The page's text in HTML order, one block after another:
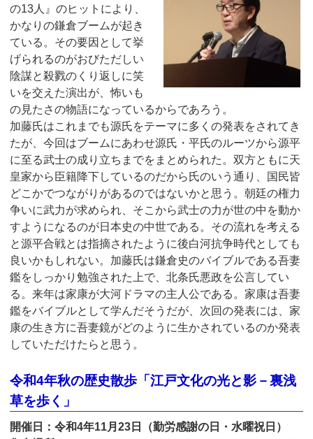
の13人』のヒットにより、
かなりの鎌倉ブームが起き
ている。その要因として挙
げられるのがおびただしい
陰謀と殺戮のくり返しに笑
いを交えた演出が、怖いも
の見たさの物語になっているからであろう。
加藤氏はこれまでも源氏をテーマに多くの発表をされてき
たが、今回はブームにあわせ源氏・平氏のルーツから源平
に至る武士の成り立ちまでをまとめられた。双方ともに天
皇家から臣籍降下しているのだから氏のいう通り、国民皆
どこかでつながりがあるのではないかと思う。朝廷の権力
争いに武力が求められ、そこから武士の力が世の中を動か
すようになるのが日本史の中世である。その流れを考える
と源平合戦とは指摘されたように後白河抗争時代としても
良いかもしれない。加藤氏は鎌倉史のバイブルである吾妻
鑑をしっかり勉強された上で、北条氏悪政を公言してい
る。来年は家康が大河ドラマの主人公である。家康は吾妻
鑑をバイブルとして学んだそうだが、次回の発表には、家
康の生き方に吾妻鏡がどのように生かされているのか発表
していただけたらと思う。
令和4年秋の歴史散歩「江戸文化の光と影－裏浅
草を歩く」
開催日：令和4年11月23日（勤労感謝の日・水曜祝日）